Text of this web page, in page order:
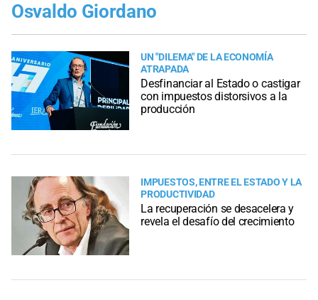
Osvaldo Giordano
UN "DILEMA" DE LA ECONOMÍA
ATRAPADA
Desfinanciar al Estado o castigar
con impuestos distorsivos a la
producción
IMPUESTOS, ENTRE EL ESTADO Y LA
PRODUCTIVIDAD
La recuperación se desacelera y
revela el desafío del crecimiento